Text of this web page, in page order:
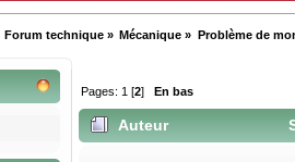
Forum technique» Mécanique » Problème de
Pages: 1 [2] En bas
Auteur